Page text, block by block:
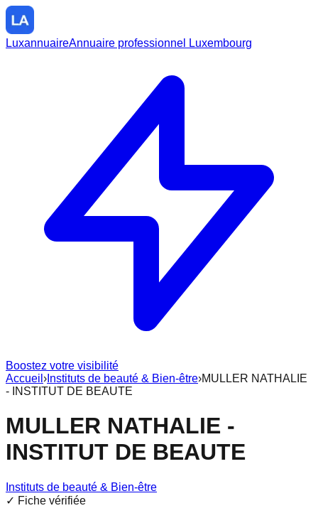
LuxannuaireAnnuaire professionnel Luxembourg
Boostez votre visibilité
Accueil › Instituts de beauté & Bien-être›MULLER NATHALIE
- INSTITUT DE BEAUTE
MULLER NATHALIE -
INSTITUT DE BEAUTE
Instituts de beauté & Bien-être
✓ Fiche vérifiée